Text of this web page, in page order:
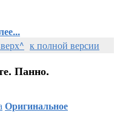
к полной версии
Панно.
Оригинальное